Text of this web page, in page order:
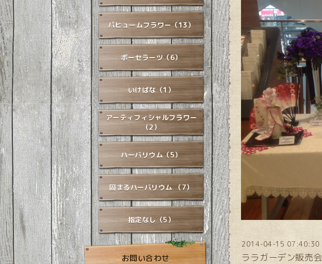
2014-04-15 07:40:30
ララガーデン販売会
パヒュームフラワー（13）
ポーセラーツ（6）
いけばな（1）
アーティフィシャルフラワー
（2）
ハーバリウム（5）
固まるハーバリウム （7）
指定なし（5）
お問い合わせ